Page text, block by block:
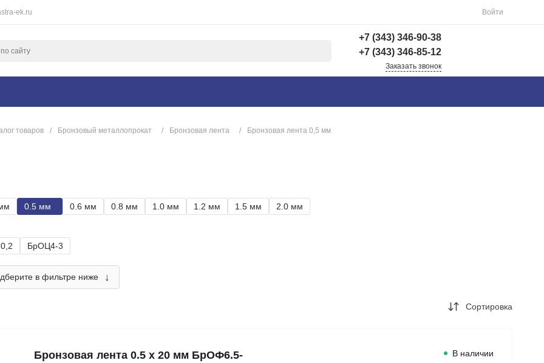
ek.ru Войти
+7 (343) 346-90-38
+7 (343) 346-85-12
г. Екатеринбург,
Заказать звонок
товаров / Бронзовый металлопрокат / Бронзовая лента / Бронзовая лента 0,5 мм
0.5 мм 0.6 мм 0.8 мм 1.0 мм 1.2 мм 1.5 мм 2.0 мм
БрОЦ4-3
в фильтре ниже ↓
Сортировка
Бронзовая лента 0.5 х 20 мм БрОФ6.5-
В наличии